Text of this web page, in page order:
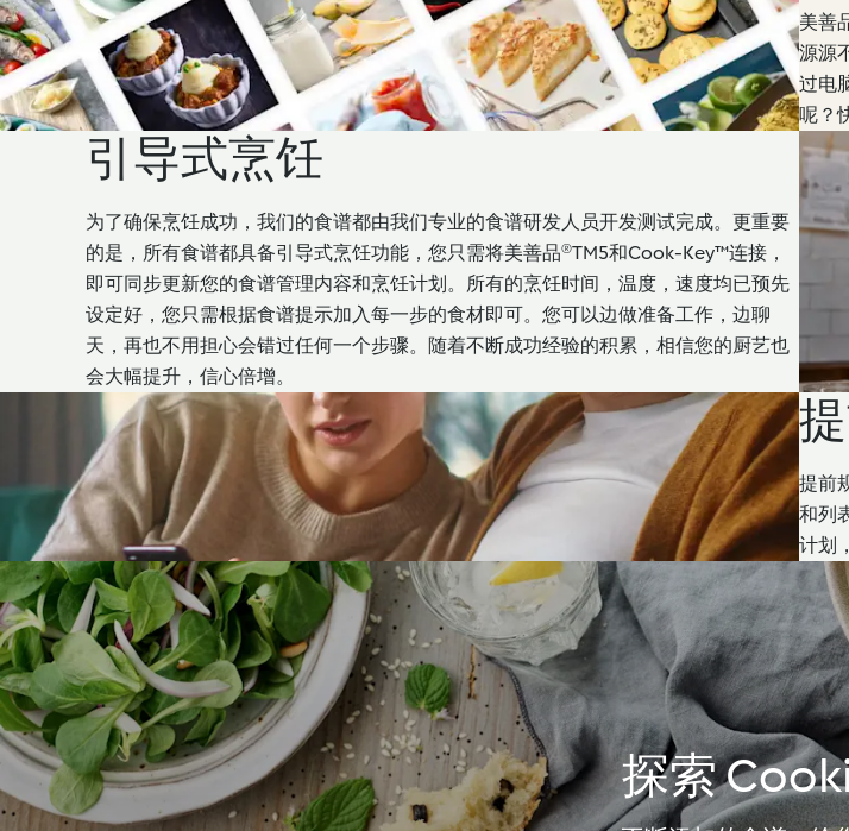
美善
源源
过电
呢？
引导式烹饪
为了确保烹饪成功，我们的食谱都由我们专业的食谱研发人员开发测试完成。更重要
的是，所有食谱都具备引导式烹饪功能，您只需将美善品®TM5和Cook-Key™连接，
即可同步更新您的食谱管理内容和烹饪计划。所有的烹饪时间，温度，速度均已预先
设定好，您只需根据食谱提示加入每一步的食材即可。您可以边做准备工作，边聊
天，再也不用担心会错过任何一个步骤。随着不断成功经验的积累，相信您的厨艺也
会大幅提升，信心倍增。
提前
和列
计划
探索